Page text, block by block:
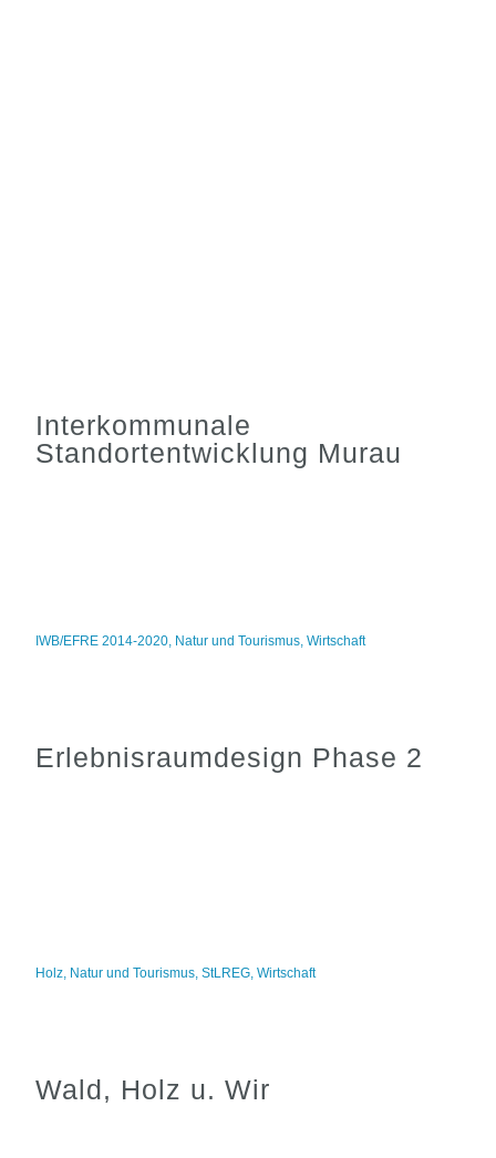
Interkommunale
Standortentwicklung Murau
IWB/EFRE 2014-2020, Natur und Tourismus,Wirtschaft
Erlebnisraumdesign Phase 2
Holz, Natur und Tourismus,StLREG,Wirtschaft
Wald, Holz u. Wir